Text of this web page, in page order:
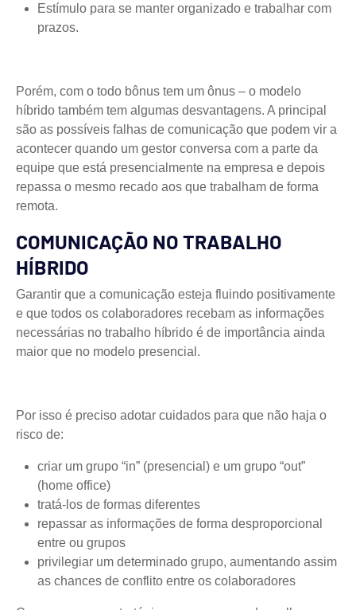
Estímulo para se manter organizado e trabalhar com
prazos.
Porém, com o todo bônus tem um ônus – o modelo
híbrido também tem algumas desvantagens. A principal
são as possíveis falhas de comunicação que podem vir a
acontecer quando um gestor conversa com a parte da
equipe que está presencialmente na empresa e depois
repassa o mesmo recado aos que trabalham de forma
remota.
COMUNICAÇÃO NO TRABALHO
HÍBRIDO
Garantir que a comunicação esteja fluindo positivamente
e que todos os colaboradores recebam as informações
necessárias no trabalho híbrido é de importância ainda
maior que no modelo presencial.
Por isso é preciso adotar cuidados para que não haja o
risco de:
criar um grupo “in” (presencial) e um grupo “out”
(home office)
tratá-los de formas diferentes
repassar as informações de forma desproporcional
entre ou grupos
privilegiar um determinado grupo, aumentando assim
as chances de conflito entre os colaboradores